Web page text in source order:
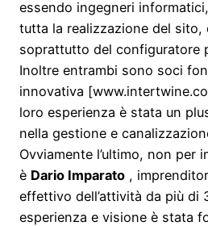
essendo ingegneri
tutta la realizzazione del sito,
soprattutto del configuratore
Inoltre entrambi sono soci
innovativa
loro esperienza è stata un
nella gestione e
Ovviamente l’ultimo, non per
è Dario Imparato ,
effettivo dell’attività da più di
esperienza e visione è stata